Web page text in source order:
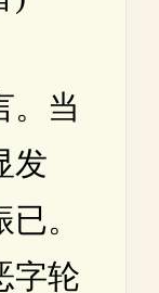
当
发
。
字轮